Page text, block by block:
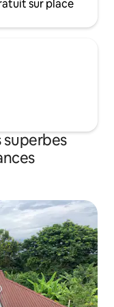
sur place
superbes